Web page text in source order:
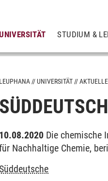
STUDIUM &
Aktuelles
Amtsblatt / Gazette
LEUPHANA UNIVERSITÄT
10.08.2020 Die chemische
Nachhaltige Chemie,
Süddeutsche